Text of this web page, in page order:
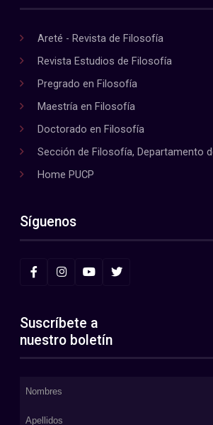
Areté - Revista de Filosofía
Revista Estudios de Filosofía
Pregrado en Filosofía
Maestría en Filosofía
Doctorado en Filosofía
Sección de Filosofía, Departamento
Home PUCP
Síguenos
Suscríbete a
nuestro boletín